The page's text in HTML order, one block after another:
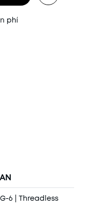
phí
6 | Threadless